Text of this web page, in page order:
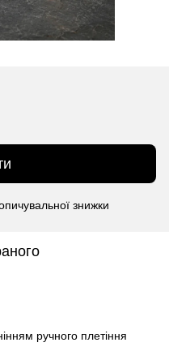
знижки
ручного плетіння